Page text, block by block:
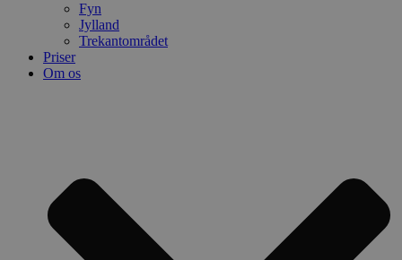
Fyn
Jylland
Trekantområdet
Priser
Om os